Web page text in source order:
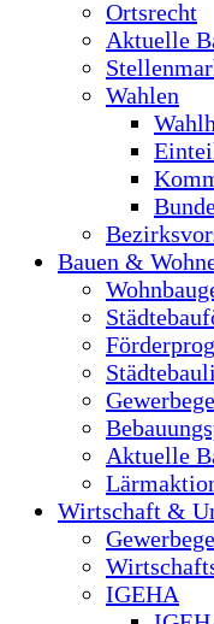
Ortsrecht
Aktuelle
Wahlen
Bauen &
Aktuelle
Wirtschaft &
IGEHA